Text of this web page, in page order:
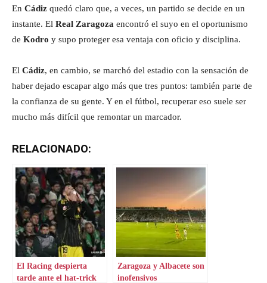
En Cádiz quedó claro que, a veces, un partido se decide en un
instante. El Real Zaragoza encontró el suyo en el oportunismo
de Kodro y supo proteger esa ventaja con oficio y disciplina.
El Cádiz, en cambio, se marchó del estadio con la sensación de
haber dejado escapar algo más que tres puntos: también parte de
la confianza de su gente. Y en el fútbol, recuperar eso suele ser
mucho más difícil que remontar un marcador.
RELACIONADO:
El Racing despierta
tarde ante el hat-trick
Zaragoza y Albacete son
inofensivos